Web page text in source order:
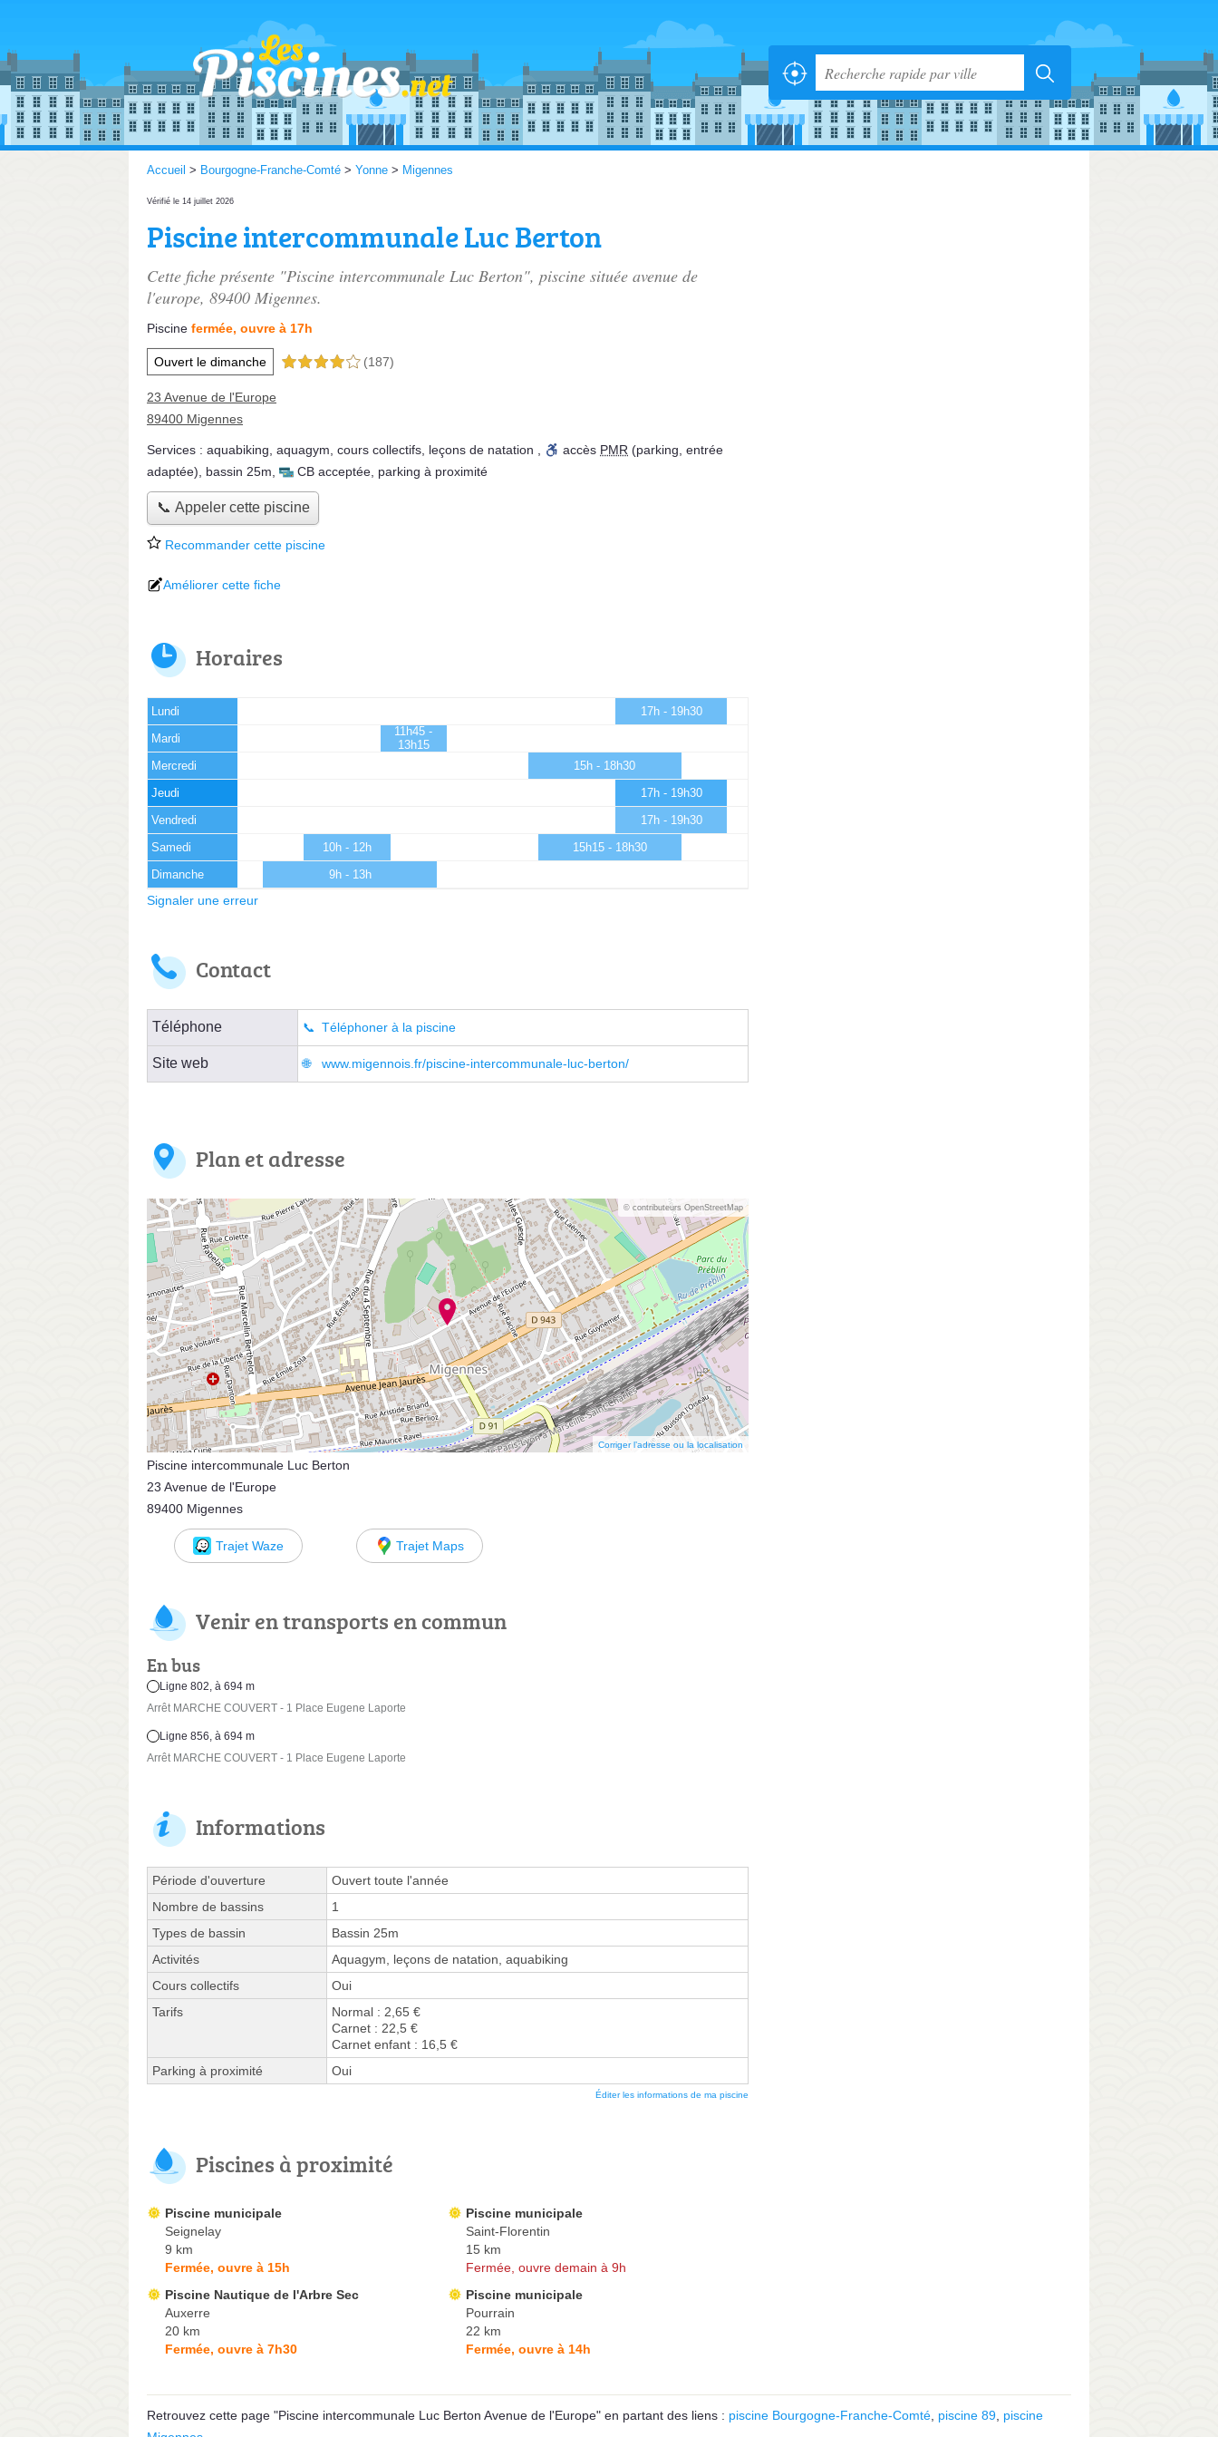
Accueil > Bourgogne-Franche-Comté > Yonne > Migennes
Vérifié le 14 juillet 2026
Piscine intercommunale Luc Berton
Cette fiche présente "Piscine intercommunale Luc Berton", piscine située avenue de
l'europe, 89400 Migennes.
Piscine fermée, ouvre à 17h
Ouvert le dimanche 4,0 étoiles sur 5 (187)
23 Avenue de l'Europe
89400 Migennes
Services : aquabiking aquagym cours collectifs leçons de natation accès PMR (parking, entrée
adaptée)
bassin 25m CB acceptée parking à proximité
📞 Appeler cette piscine
Recommander cette piscine
Améliorer cette fiche
Horaires
Lundi 17h - 19h30
Mardi
11h45 -
13h15
Mercredi
15h - 18h30
Jeudi 17h - 19h30
Vendredi 17h - 19h30
Samedi 10h - 12h 15h15 - 18h30
Dimanche 9h - 13h
Signaler une erreur
Contact
Téléphone Téléphoner à la piscine
Site web www.migennois.fr/piscine-intercommunale-luc-berton/
Plan et adresse
© contributeurs OpenStreetMap
Corriger l’adresse ou la localisation
Piscine intercommunale Luc Berton
23 Avenue de l'Europe
89400 Migennes
Trajet Waze Trajet Maps
Venir en transports en commun
En bus
Ligne 802, à 694 m
Arrêt MARCHE COUVERT - 1 Place Eugene Laporte
Ligne 856, à 694 m
Arrêt MARCHE COUVERT - 1 Place Eugene Laporte
Informations
Période d'ouverture
Ouvert toute l'année
Nombre de bassins
1
Types de bassin
Bassin 25m
Activités
Aquagym, leçons de natation, aquabiking
Cours collectifs
Oui
Tarifs
Normal : 2,65 €
Carnet : 22,5 €
Carnet enfant : 16,5 €
Parking à proximité
Oui
Éditer les informations de ma piscine
Piscines à proximité
Piscine municipale
Seignelay
9 km
Fermée, ouvre à 15h
Piscine municipale
Saint-Florentin
15 km
Fermée, ouvre demain à 9h
Piscine Nautique de l'Arbre Sec
Auxerre
20 km
Fermée, ouvre à 7h30
Piscine municipale
Pourrain
22 km
Fermée, ouvre à 14h
Retrouvez cette page "Piscine intercommunale Luc Berton Avenue de l'Europe" en partant des liens : piscine Bourgogne-Franche-Comté piscine 89 piscine